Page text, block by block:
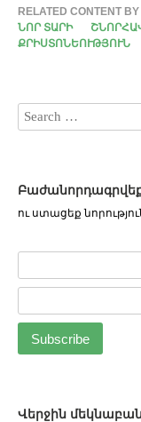
RELATED CONTENT BY
ՆՈՐ ՏԱՐԻ
ՔՐԻՍՏՈՆԵՈՒԹՅՈՒՆ
ու ստացեք
Վերջին